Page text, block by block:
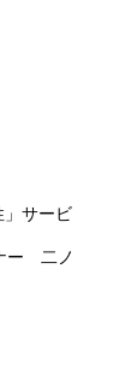
サービ
ー　二ノ